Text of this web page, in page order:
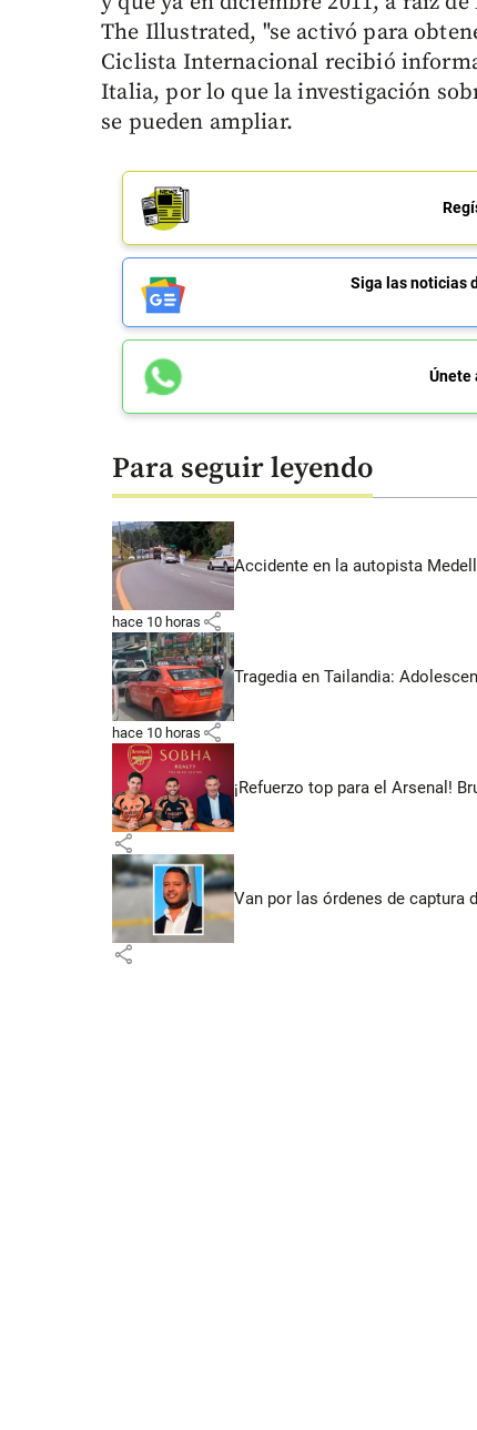
The Illustrated, "se activó para
Ciclista Internacional recibió
Italia, por lo que la investigación
se pueden ampliar.
Siga las noticias
Únete
Para seguir leyendo
Accidente en la autopista
hace 10 horas share
Tragedia en Tailandia:
hace 10 horas share
¡Refuerzo top para el Arsenal!
share
Van por las órdenes de captura
share